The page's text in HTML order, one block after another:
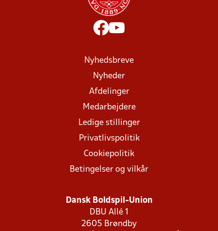
Nyhedsbreve
Nyheder
Afdelinger
Medarbejdere
Ledige stillinger
Privatlivspolitik
Cookiepolitik
Betingelser og vilkår
Dansk Boldspil-Union
DBU Allé 1
2605 Brøndby